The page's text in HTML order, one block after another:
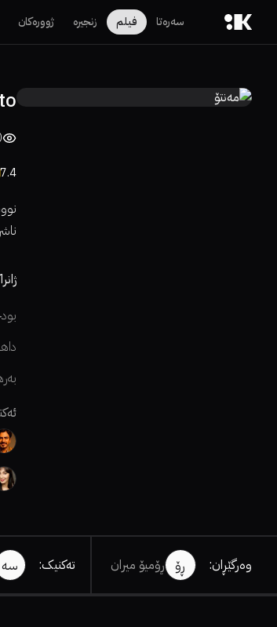
سەرەتا فیلم زنجیرە ژوورەکان
7.4
وەرگێڕان: ڕۆ ڕۆمیۆ میران تەکنیک: سە